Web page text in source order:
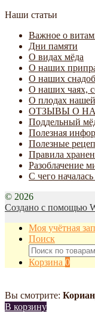
Наши статьи
Важное о
Дни памяти
О видах мёда
О наших
О наших
О наших чаях,
О плодах
ОТЗЫВЫ О
Поддельный
Полезная
Полезные
Правила
Разоблачение
С чего
© 2026
Создано с помощью
Моя учётная
Поиск
Искать:
Корзина 0
Вы смотрите:
В корзину